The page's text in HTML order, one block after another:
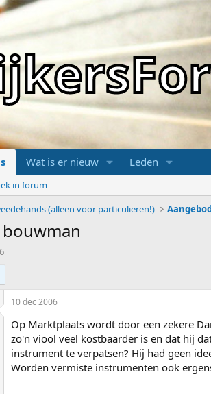
Wat is er nieuw Leden
in forum
(alleen voor particulieren!)
10 dec 2006
Op Marktplaats wordt door een zekere
zo'n viool veel kostbaarder is en dat hij
instrument te verpatsen? Hij had geen
Worden vermiste instrumenten ook